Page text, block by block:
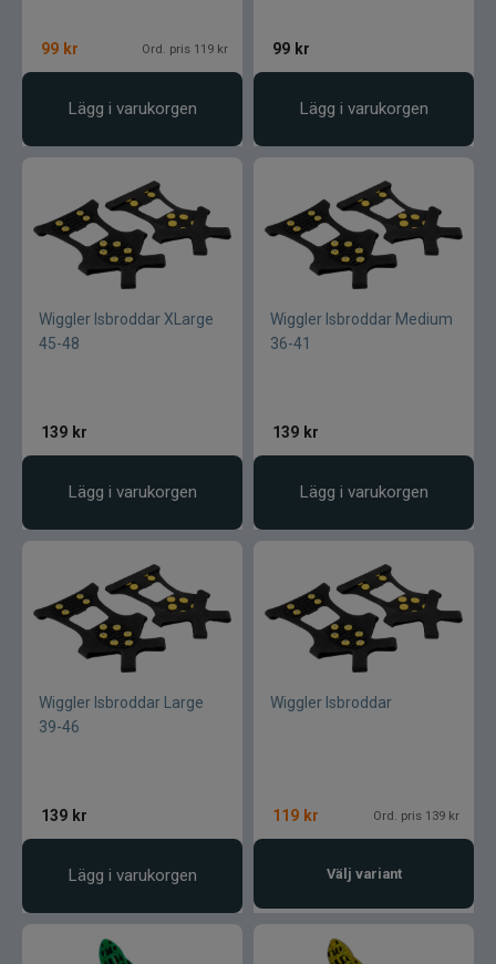
99 kr Ord. pris 119 kr
Lägg i varukorgen
99 kr
Lägg i varukorgen
Wiggler Isbroddar XLarge
45-48
139 kr
Lägg i varukorgen
Wiggler Isbroddar Medium
36-41
139 kr
Lägg i varukorgen
Wiggler Isbroddar Large
39-46
139 kr
Lägg i varukorgen
Wiggler Isbroddar
119 kr Ord. pris 139 kr
Välj variant